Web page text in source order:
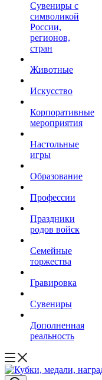
Сувениры с
символикой
России,
регионов,
стран
Животные
Искусство
Корпоративные
мероприятия
Настольные
игры
Образование
Профессии
Праздники
родов войск
Семейные
торжества
Гравировка
Сувениры
Дополненная
реальность